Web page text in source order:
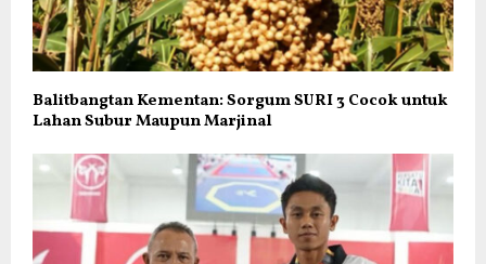
Balitbangtan Kementan: Sorgum SURI 3 Cocok untuk
Lahan Subur Maupun Marjinal